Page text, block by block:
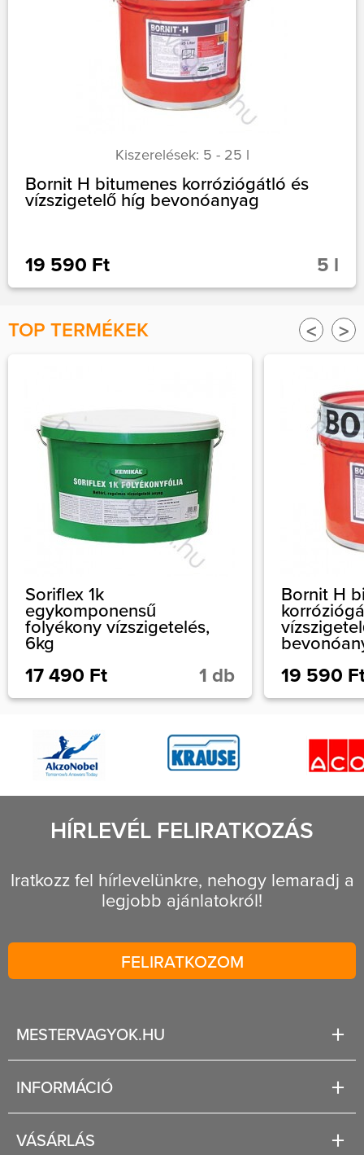
Kiszerelések: 5 - 25 l
Bornit H bitumenes korróziógátló és
vízszigetelő híg bevonóanyag
19 590 Ft 5 l
< >
TOP TERMÉKEK
Soriflex 1k
egykomponensű
folyékony vízszigetelés,
6kg
17 490 Ft 1 db
Bornit H
19 590
HÍRLEVÉL FELIRATKOZÁS
Iratkozz fel hírlevelünkre, nehogy lemaradj a
legjobb ajánlatokról!
FELIRATKOZOM
MESTERVAGYOK.HU
INFORMÁCIÓ
VÁSÁRLÁS